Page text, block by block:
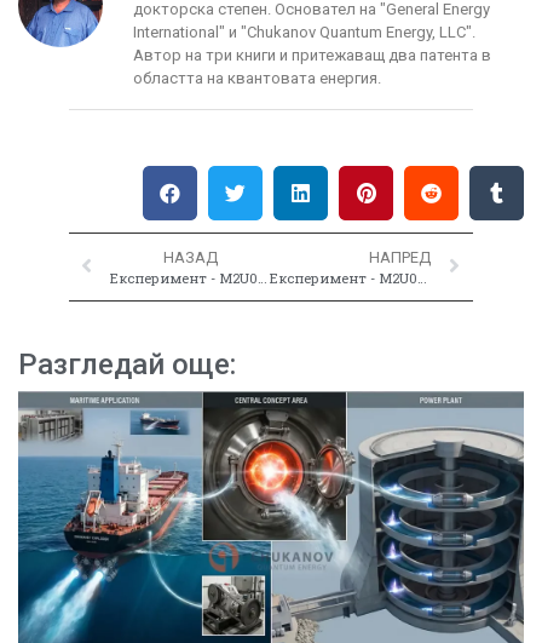
докторска степен. Основател на "General Energy
International" и "Chukanov Quantum Energy, LLC".
Автор на три книги и притежаващ два патента в
областта на квантовата енергия.
НАЗАД
НАПРЕД
Разгледай още: